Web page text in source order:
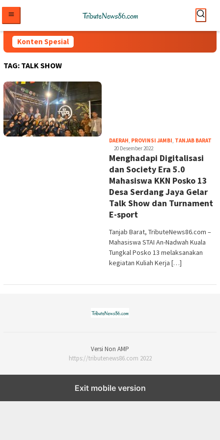
konten
Konten Spesial
TAG: TALK SHOW
DAERAH, PROVINSI JAMBI, TANJAB BARAT
20 Desember 2022
Menghadapi Digitalisasi
dan Society Era 5.0
Mahasiswa KKN Posko 13
Desa Serdang Jaya Gelar
Talk Show dan Turnament
E-sport
Tanjab Barat, TributeNews86.com –
Mahasiswa STAI An-Nadwah Kuala
Tungkal Posko 13 melaksanakan
kegiatan Kuliah Kerja […]
Versi Non AMP
https://tributenews86.com 2022
Exit mobile version